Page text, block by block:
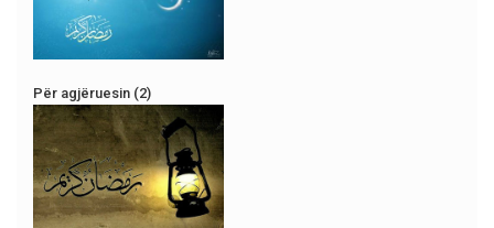
Për agjëruesin (2)